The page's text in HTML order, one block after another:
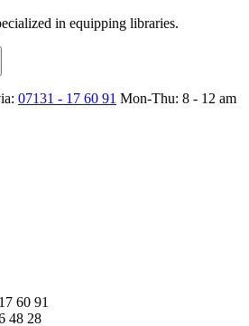
in equipping libraries.
07131 - 17 60 91 Mon-Thu: 8 - 12 am
60 91
48 28